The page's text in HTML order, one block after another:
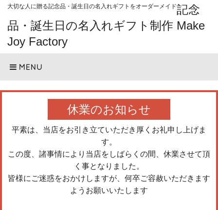
大切な人に贈る記念品・誕生日の名入れギフトをオーダーメイド記念
品・誕生日の名入れギフト制作 Make
Joy Factory
MENU
休業のお知らせ
平素は、当店をお引き立ていただき厚くお礼申し上げま
す。
この度、諸事情により当店をしばらくの間、休業させて頂
く事となりました。
皆様にご迷惑をおかけしますが、何卒ご容赦いただきます
ようお願いいたします